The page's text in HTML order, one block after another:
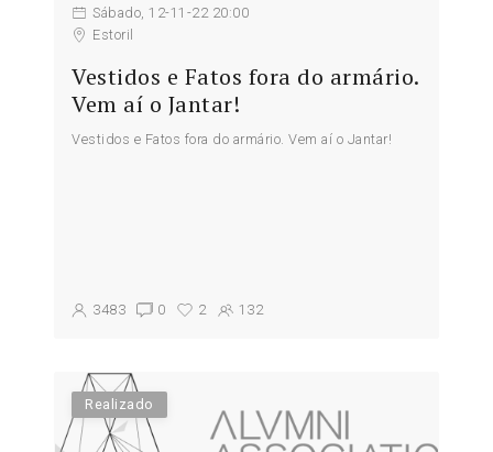
Sábado, 12-11-22 20:00
Estoril
Vestidos e Fatos fora do armário.
Vem aí o Jantar!
Vestidos e Fatos fora do armário. Vem aí o Jantar!
3483 0 2 132
Realizado